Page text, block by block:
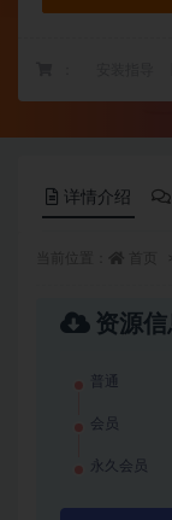
详情介绍
资源信
普通
会员
永久会员